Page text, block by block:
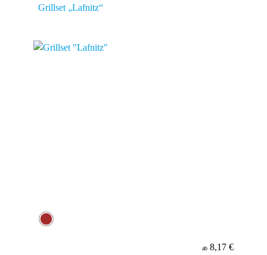
Grillset „Lafnitz“
ab 8,17 €